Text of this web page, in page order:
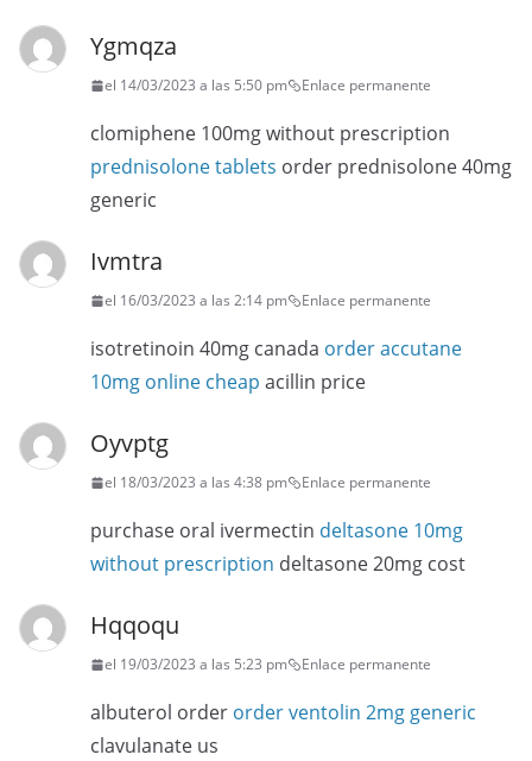
Ygmqza
el 14/03/2023 a las 5:50 pm Enlace permanente
clomiphene 100mg without prescription
prednisolone tablets order prednisolone 40mg
generic
Ivmtra
el 16/03/2023 a las 2:14 pm Enlace permanente
isotretinoin 40mg canada order accutane
10mg online cheap acillin price
Oyvptg
el 18/03/2023 a las 4:38 pm Enlace permanente
purchase oral ivermectin deltasone 10mg
without prescription deltasone 20mg cost
Hqqoqu
el 19/03/2023 a las 5:23 pm Enlace permanente
albuterol order order ventolin 2mg generic
clavulanate us